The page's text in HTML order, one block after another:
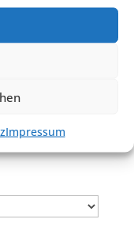
Impressum
und Beschluss)